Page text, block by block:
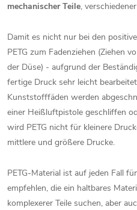
mechanischer Teile, verschiedener
Damit es nicht nur bei den
PETG zum Fadenziehen (Ziehen
der Düse) - aufgrund der
fertige Druck sehr leicht
Kunststofffäden werden
einer Heißluftpistole geschliffen
wird PETG nicht für kleinere
mittlere und größere Drucke.
PETG-Material ist auf jeden Fall für
empfehlen, die ein haltbares
komplexerer Teile suchen, aber